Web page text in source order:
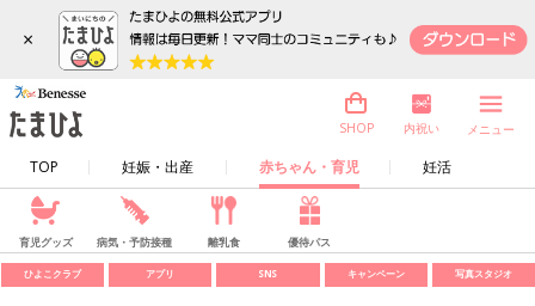
×
TOP 妊娠・出産 赤ちゃん・育児 妊活
SHOP 内祝い メニュー
育児グッズ 病気・予防接種 離乳食 優待パス
ひよこクラブ アプリ SNS キャンペーン 写真スタジオ